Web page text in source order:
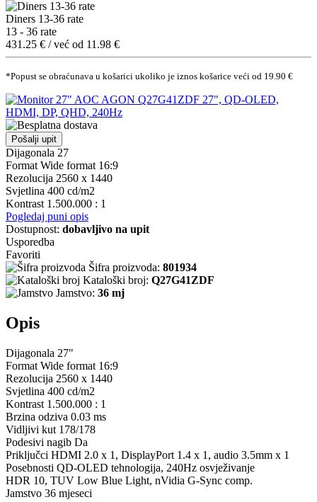
Diners 13-36 rate
13 - 36 rate
431.25 € / već od 11.98 €
*Popust se obraćunava u košarici ukoliko je iznos košarice veći od 19.90 €
Pošalji upit
Dijagonala 27
Format Wide format 16:9
Rezolucija 2560 x 1440
Svjetlina 400 cd/m2
Kontrast 1.500.000 : 1
Pogledaj puni opis
Dostupnost: dobavljivo na upit
Usporedba
Favoriti
Šifra proizvoda: 801934
Kataloški broj: Q27G41ZDF
Jamstvo: 36 mj
Opis
Dijagonala 27"
Format Wide format 16:9
Rezolucija 2560 x 1440
Svjetlina 400 cd/m2
Kontrast 1.500.000 : 1
Brzina odziva 0.03 ms
Vidljivi kut 178/178
Podesivi nagib Da
Priključci HDMI 2.0 x 1, DisplayPort 1.4 x 1, audio 3.5mm x 1
Posebnosti QD-OLED tehnologija, 240Hz osvježivanje
HDR 10, TUV Low Blue Light, nVidia G-Sync comp.
Jamstvo 36 mjeseci